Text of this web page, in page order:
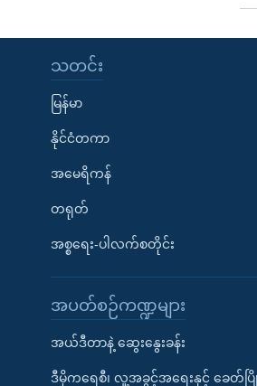
သတင်း
မြန်မာ
နိုင်ငံတကာ
အမေရိကန်
တရုတ်
အစ္စရေး-ပါလက်စတိုင်း
အပတ်စဉ်ကဏ္ဍများ
အယ်ဒီတာနဲ့ ဆွေးနွေးခန်း
ဒီမိုကရေစီ၊ လူ့အခွင့်အရေးနှင့် ခေတ်ပြို